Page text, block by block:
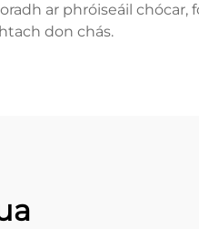
ar phróiseáil chócar,
don chás.